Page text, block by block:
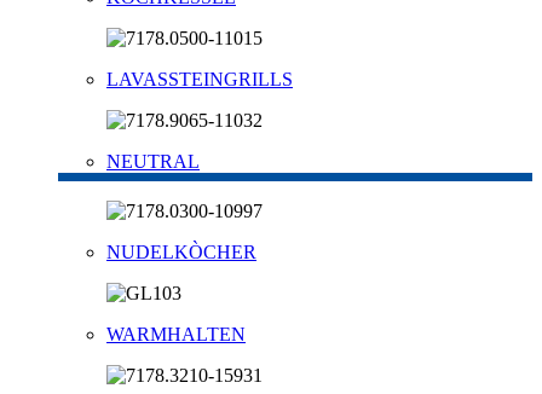
LAVASSTEINGRILLS
NEUTRAL
NUDELKÒCHER
WARMHALTEN